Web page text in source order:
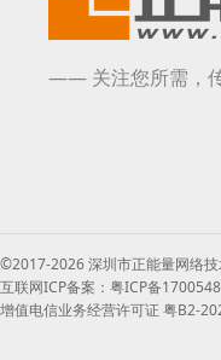
—— 关注您所需，
©2017-2026 深圳市正能量网络
互联网ICP备案：粤ICP备
增值电信业务经营许可证 粤B2-